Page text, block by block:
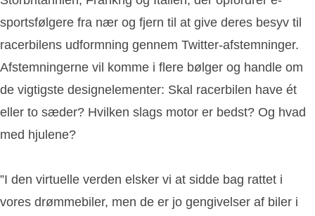
sportsfølgere fra nær og fjern til at give deres besyv til
racerbilens udformning gennem Twitter-afstemninger.
Afstemningerne vil komme i flere bølger og handle om
de vigtigste designelementer: Skal racerbilen have ét
eller to sæder? Hvilken slags motor er bedst? Og hvad
med hjulene?
”I den virtuelle verden elsker vi at sidde bag rattet i
vores drømmebiler, men de er jo gengivelser af biler i